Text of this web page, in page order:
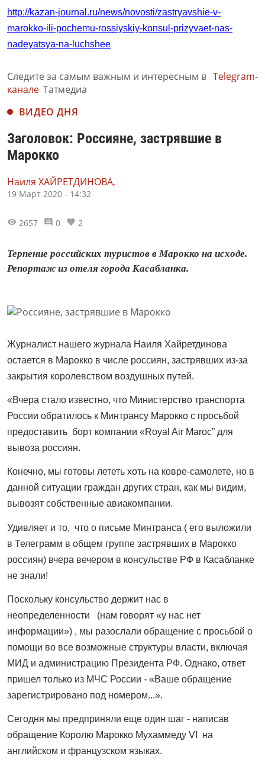
http://kazan-journal.ru/news/novosti/zastryavshie-v-
marokko-ili-pochemu-rossiyskiy-konsul-prizyvaet-nas-
nadeyatsya-na-luchshee
Следите за самым важным и интересным в Telegram-
канале Татмедиа
ВИДЕО ДНЯ
Заголовок: Россияне, застрявшие в
Марокко
Наиля ХАЙРЕТДИНОВА,
19 Март 2020 - 14:32
2657 0 2
Терпение российских туристов в Марокко на исходе.
Репортаж из отеля города Касабланка.
Журналист нашего журнала Наиля Хайретдинова
остается в Марокко в числе россиян, застрявших из-за
закрытия королевством воздушных путей.
«Вчера стало известно, что Министерство транспорта
России обратилось к Минтрансу Марокко с просьбой
предоставить борт компании «Royal Air Maroc” для
вывоза россиян.
Конечно, мы готовы лететь хоть на ковре-самолете, но в
данной ситуации граждан других стран, как мы видим,
вывозят собственные авиакомпании.
Удивляет и то, что о письме Минтранса ( его выложили
в Телеграмм в общем группе застрявших в Марокко
россиян) вчера вечером в консульстве РФ в Касабланке
не знали!
Поскольку консульство держит нас в
неопределенности (нам говорят «у нас нет
информации») , мы разослали обращение с просьбой о
помощи во все возможные структуры власти, включая
МИД и администрацию Президента РФ. Однако, ответ
пришел только из МЧС России - «Ваше обращение
зарегистрировано под номером...».
Сегодня мы предприняли еще один шаг - написав
обращение Королю Марокко Мухаммеду VI на
английском и французском языках.